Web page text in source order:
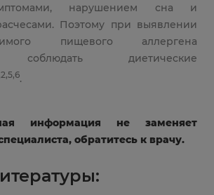
нарушением сна и
Поэтому при выявлении
пищевого аллергена
соблюдать диетические
.
информация не заменяет
обратитесь к врачу.